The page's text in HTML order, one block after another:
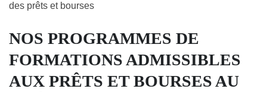
NOS PROGRAMMES DE
FORMATIONS ADMISSIBLES
AUX PRÊTS ET BOURSES AU